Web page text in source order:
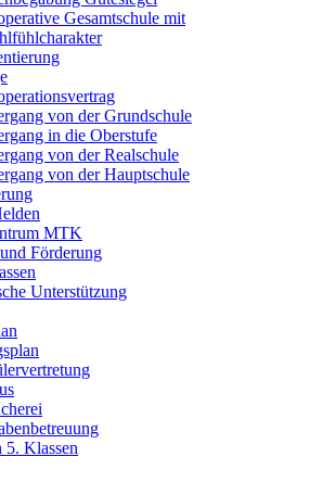
Gesamtschule mit
von der Grundschule
in die Oberstufe
von der Realschule
von der Hauptschule
MTK
Förderung
Unterstützung
5. Klassen